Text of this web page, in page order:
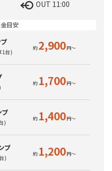
OUT 11:00
1台) 2,900
1,700
プ
) 1,400
プ
) 1,200